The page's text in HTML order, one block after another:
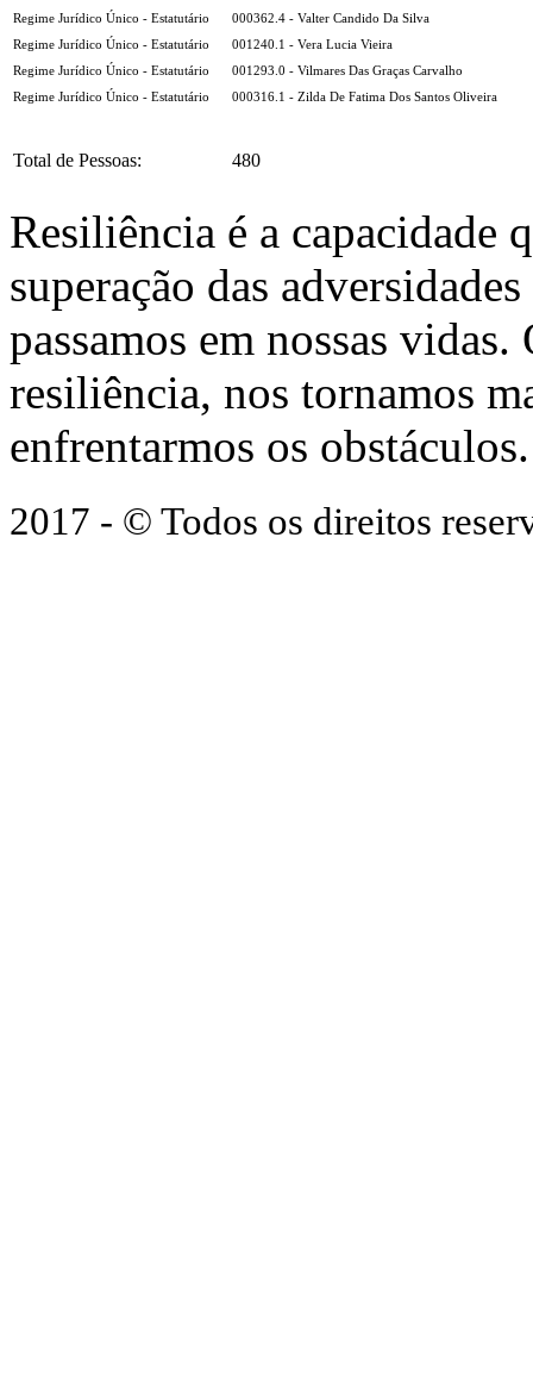
Regime Jurídico Único - Estatutário
000362.4 - Valter Candido Da Silva
Regime Jurídico Único - Estatutário
001240.1 - Vera Lucia Vieira
Regime Jurídico Único - Estatutário
001293.0 - Vilmares Das Graças Carvalho
Regime Jurídico Único - Estatutário
000316.1 - Zilda De Fatima Dos Santos Oliveira
Total de Pessoas: 480
Resiliência é a capacidade
superação das
passamos em nossas
resiliência, nos tornamos
enfrentarmos os obstáculos.
2017 - © Todos os direitos